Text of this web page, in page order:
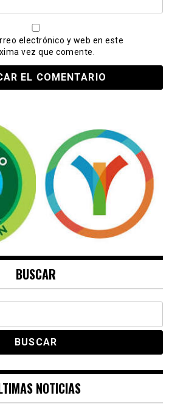
electrónico y web en este
vez que comente.
BUSCAR
NOTICIAS